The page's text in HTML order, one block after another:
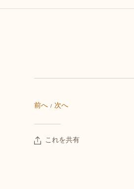
前へ / 次へ
これを共有